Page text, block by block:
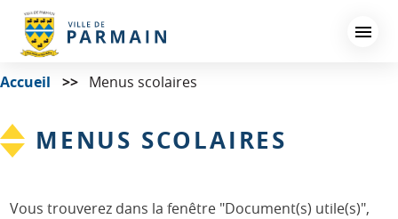
Accueil Menus scolaires
MENUS SCOLAIRES
Vous trouverez dans la fenêtre "Document(s) utile(s)",